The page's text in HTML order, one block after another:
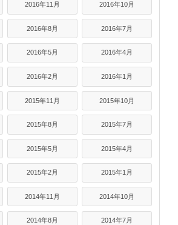
2016年11月 2016年10月
2016年8月 2016年7月
2016年5月 2016年4月
2016年2月 2016年1月
2015年11月 2015年10月
2015年8月 2015年7月
2015年5月 2015年4月
2015年2月 2015年1月
2014年11月 2014年10月
2014年8月 2014年7月